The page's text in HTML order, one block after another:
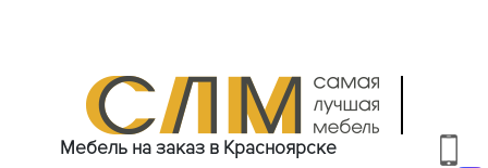
Мебель на заказ в Красноярске